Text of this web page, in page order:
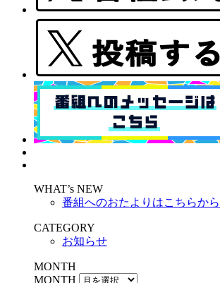
WHAT’s NEW
番組へのおたよりはこちらから
CATEGORY
お知らせ
MONTH
MONTH